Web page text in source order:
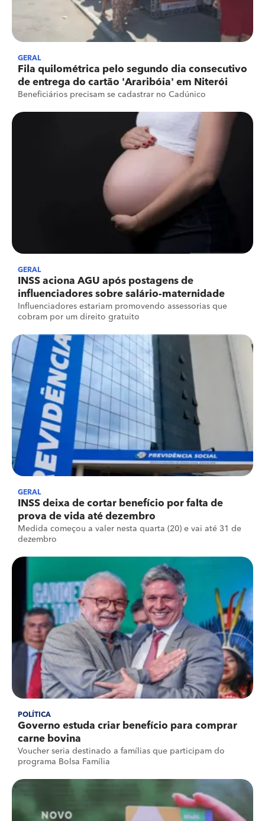
GERAL
Fila quilométrica pelo segundo dia consecutivo
de entrega do cartão 'Araribóia' em Niterói
Beneficiários precisam se cadastrar no Cadúnico
GERAL
INSS aciona AGU após postagens de
influenciadores sobre salário-maternidade
Influenciadores estariam promovendo assessorias que
cobram por um direito gratuito
GERAL
INSS deixa de cortar benefício por falta de
prova de vida até dezembro
Medida começou a valer nesta quarta (20) e vai até 31 de
dezembro
POLÍTICA
Governo estuda criar benefício para comprar
carne bovina
Voucher seria destinado a famílias que participam do
programa Bolsa Família